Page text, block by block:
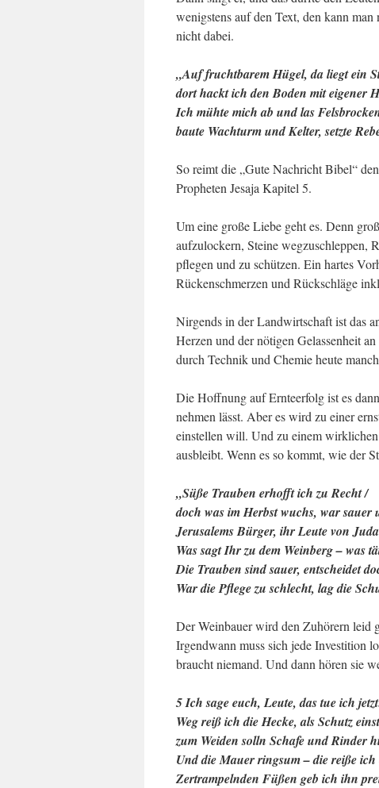
wenigstens auf den Text, den kann
nicht dabei.
„Auf fruchtbarem Hügel, da liegt ein
dort hackt ich den Boden mit eigener
Ich mühte mich ab und las
baute Wachturm und Kelter, setzte
So reimt die „Gute Nachricht Bibel“
Propheten Jesaja Kapitel 5.
Um eine große Liebe geht es. Denn
aufzulockern, Steine wegzuschleppen,
pflegen und zu schützen. Ein hartes
Rückenschmerzen und Rückschläge
Nirgends in der Landwirtschaft ist das
Herzen und der nötigen Gelassenheit
durch Technik und Chemie heute
Die Hoffnung auf Ernteerfolg ist es
nehmen lässt. Aber es wird zu einer
einstellen will. Und zu einem
ausbleibt. Wenn es so kommt, wie der
„Süße Trauben erhofft ich zu Recht /
doch was im Herbst wuchs, war sauer
Jerusalems Bürger, ihr Leute von
Was sagt Ihr zu dem Weinberg – was
Die Trauben sind sauer, entscheidet
War die Pflege zu schlecht, lag die
Der Weinbauer wird den Zuhörern leid
Irgendwann muss sich jede Investition
braucht niemand. Und dann hören sie
5 Ich sage euch, Leute, das tue ich
Weg reiß ich die Hecke, als Schutz
zum Weiden solln Schafe und Rinder
Und die Mauer ringsum – die reiße
Zertrampelnden Füßen geb ich ihn